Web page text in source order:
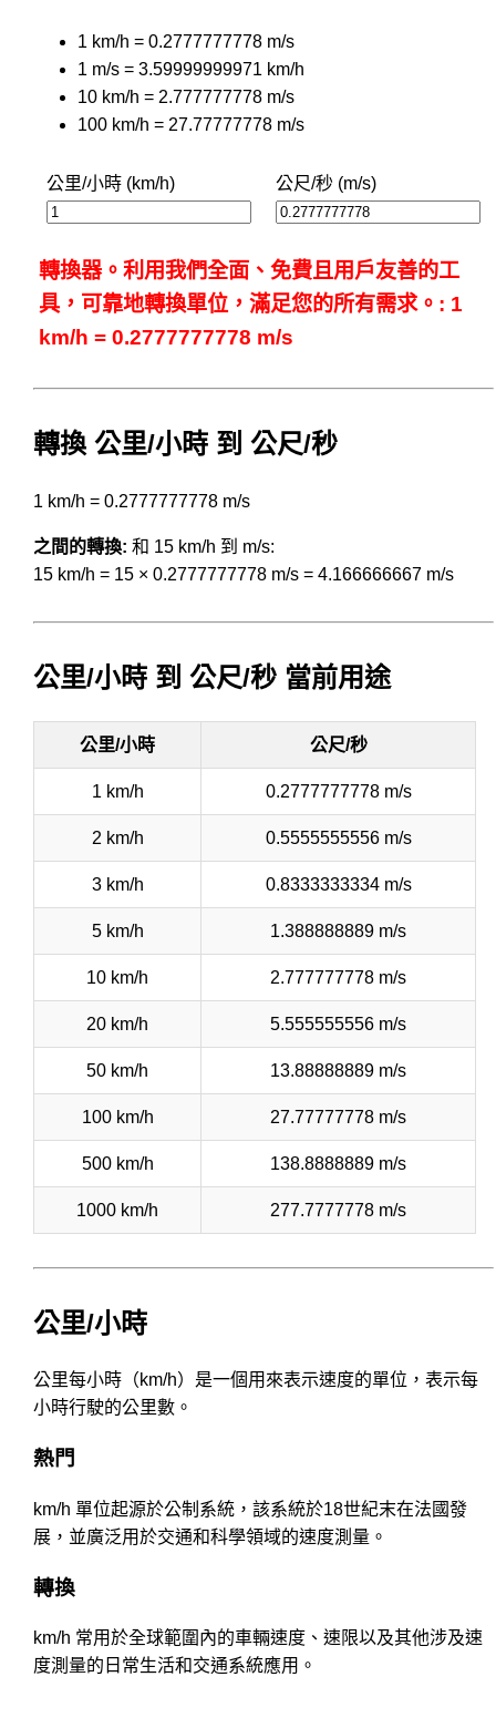
1 km/h = 0.2777777778 m/s
1 m/s = 3.59999999971 km/h
10 km/h = 2.777777778 m/s
100 km/h = 27.77777778 m/s
公里/小時 (km/h) 公尺/秒 (m/s)
轉換器。利用我們全面、免費且用戶友善的工
具，可靠地轉換單位，滿足您的所有需求。: 1
km/h = 0.2777777778 m/s
轉換 公里/小時 到 公尺/秒
1 km/h = 0.2777777778 m/s
之間的轉換: 和 15 km/h 到 m/s:
15 km/h = 15 × 0.2777777778 m/s = 4.166666667 m/s
公里/小時 到 公尺/秒 當前用途
公里/小時 公尺/秒
1 km/h 0.2777777778 m/s
2 km/h 0.5555555556 m/s
3 km/h 0.8333333334 m/s
5 km/h 1.388888889 m/s
10 km/h 2.777777778 m/s
20 km/h 5.555555556 m/s
50 km/h 13.88888889 m/s
100 km/h 27.77777778 m/s
500 km/h 138.8888889 m/s
1000 km/h 277.7777778 m/s
公里/小時
公里每小時（km/h）是一個用來表示速度的單位，表示每
小時行駛的公里數。
熱門
km/h 單位起源於公制系統，該系統於18世紀末在法國發
展，並廣泛用於交通和科學領域的速度測量。
轉換
km/h 常用於全球範圍內的車輛速度、速限以及其他涉及速
度測量的日常生活和交通系統應用。